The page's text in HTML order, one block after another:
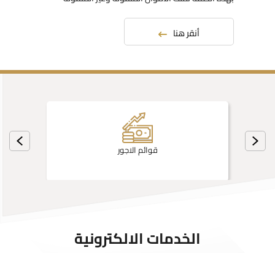
أنقر هنا
قوائم الاجور
الخدمات الالكترونية